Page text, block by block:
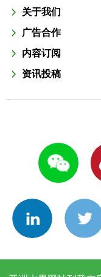
关于我们
广告合作
内容订阅
资讯投稿